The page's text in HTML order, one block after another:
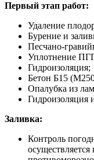
Первый этап работ:
Удаление
Бурение и
Песчано-
Уплотнение
Гидроизоляция;
Бетон Б15
Опалубка из
Гидроизоляция
Заливка:
Контроль